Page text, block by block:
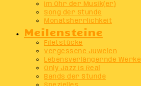
Im Ohr der Musik(er)
Song der Stunde
Monatsherrlichkeit
Meilensteine
Filetstücke
Vergessene Juwelen
Lebensverlängernde Werke
Only Jazz Is Real
Bands der Stunde